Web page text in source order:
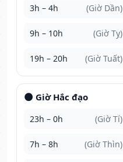
3h – 4h (Giờ Dần)
9h – 10h (Giờ Tỵ)
19h – 20h (Giờ Tuất)
🌑 Giờ Hắc đạo
23h – 0h (Giờ Tí)
7h – 8h (Giờ Thìn)